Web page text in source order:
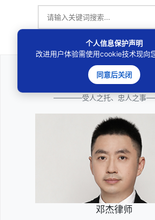
法律咨询
————受人之托、忠人之
邓杰律师
个人信息保护声明
改进用户体验需使用cookie技术现向
同意后关闭